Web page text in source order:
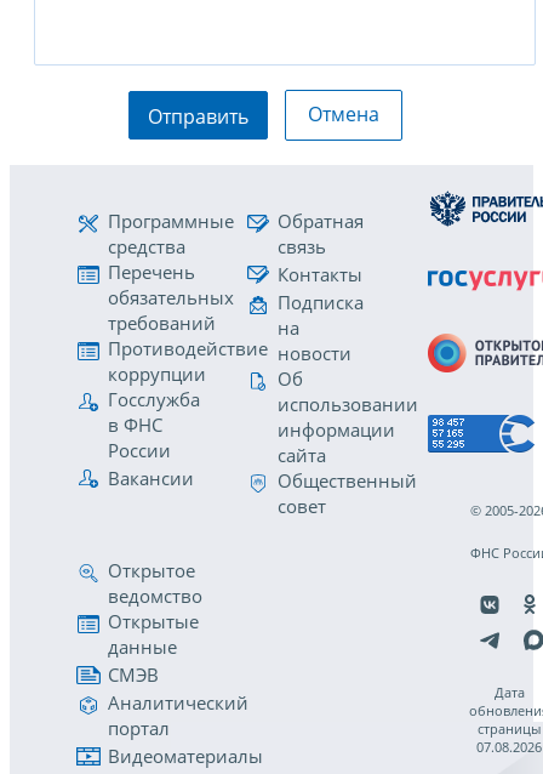
Отправить Отмена
Программные
средства
Перечень
обязательных
требований
Противодействие
коррупции
Госслужба
в ФНС
России
Вакансии
Обратная
связь
Контакты
Подписка
на
новости
Об
использовании
информации
сайта
Общественный
совет
Открытое
ведомство
Открытые
данные
СМЭВ
Аналитический
портал
Видеоматериалы
© 2005-
ФНС
Дата
страницы
07.08.2026